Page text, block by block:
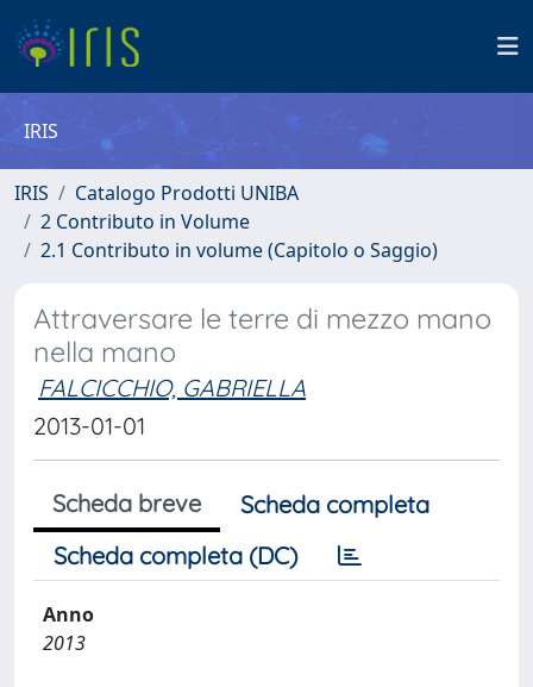
IRIS
IRIS
Catalogo Prodotti UNIBA
2 Contributo in Volume
2.1 Contributo in volume (Capitolo o Saggio)
Attraversare le terre di mezzo mano
nella mano
FALCICCHIO, GABRIELLA
2013-01-01
Scheda breve
Scheda completa
Scheda completa (DC)
Anno
2013